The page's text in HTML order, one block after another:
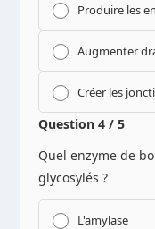
Produire les
Augmenter
Créer les
Question 4 / 5
Quel enzyme de
glycosylés ?
L'amylase